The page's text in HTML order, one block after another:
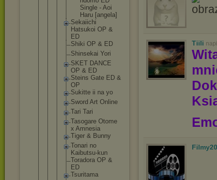
Singl e - Aoi
Haru [ange la]
Sekaiichi
Hatsukoi OP &
ED
Shiki OP & ED
Shinsekai Yori
SKET DANCE
OP & ED
Steins Gate ED &
OP
Sukitte ii na yo
Sword Art Online
Tari Tari
Tasogare Otome
x Amnesia
Tiger & Bunny
Tonari no
Kaibutsu-kun
Toradora OP &
ED
Tsuritama
Tiili